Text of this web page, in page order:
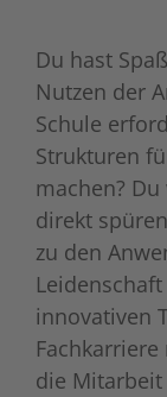
Du hast
Nutzen der
Schule
Strukturen
machen?
direkt
zu den
innovativen
die